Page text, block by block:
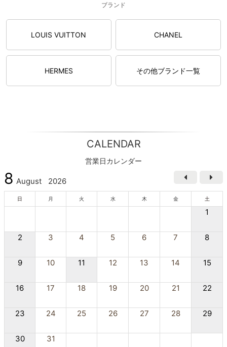
ブランド
LOUIS VUITTON CHANEL
HERMES その他ブランド一覧
CALENDAR
営業日カレンダー
8 August 2026
日 月 火 水 木 金 土
1
2 3 4 5 6 7 8
9 10 11 12 13 14 15
16 17 18 19 20 21 22
23 24 25 26 27 28 29
30 31